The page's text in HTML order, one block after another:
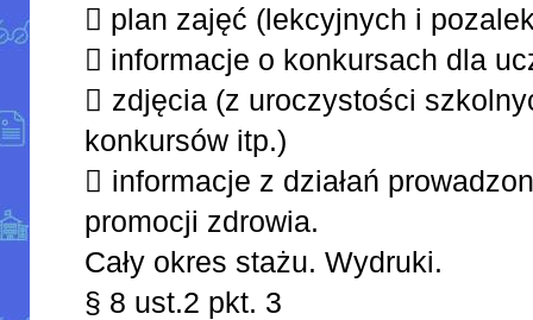
 plan zajęć (lekcyjnych i
 informacje o konkursach dla
 zdjęcia (z uroczystości
konkursów itp.)
 informacje z działań
promocji zdrowia.
Cały okres stażu. Wydruki.
§ 8 ust.2 pkt. 3